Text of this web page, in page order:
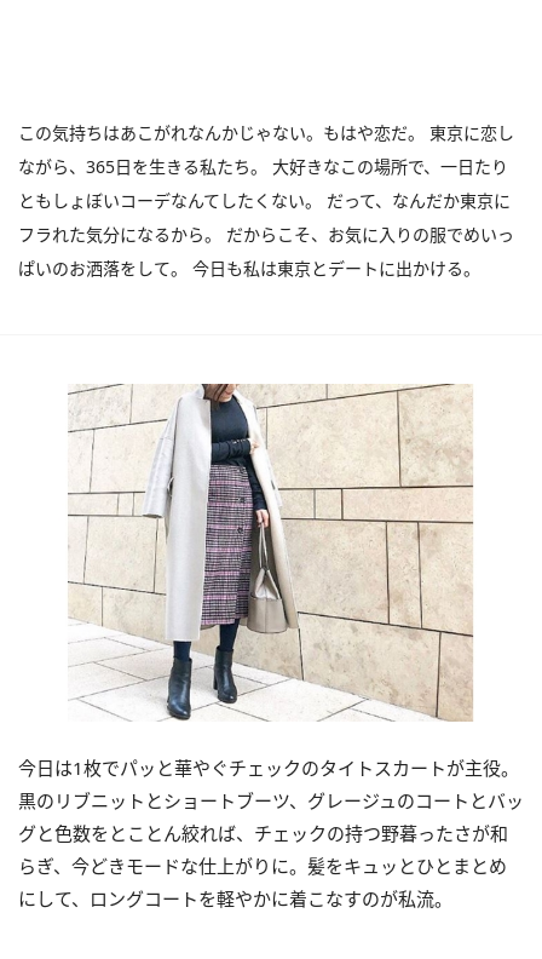
この気持ちはあこがれなんかじゃない。もはや恋だ。 東京に恋し
ながら、365日を生きる私たち。 大好きなこの場所で、一日たり
ともしょぼいコーデなんてしたくない。 だって、なんだか東京に
フラれた気分になるから。 だからこそ、お気に入りの服でめいっ
ぱいのお洒落をして。 今日も私は東京とデートに出かける。
今日は1枚でパッと華やぐチェックのタイトスカートが主役。
黒のリブニットとショートブーツ、グレージュのコートとバッ
グと色数をとことん絞れば、チェックの持つ野暮ったさが和
らぎ、今どきモードな仕上がりに。髪をキュッとひとまとめ
にして、ロングコートを軽やかに着こなすのが私流。